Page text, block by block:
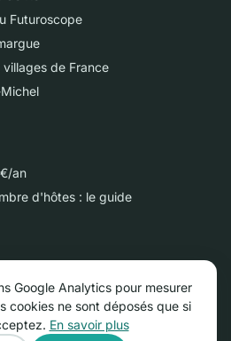
Futuroscope
de France
an
d'hôtes : le guide
Google Analytics pour mesurer
cookies ne sont déposés que si
En savoir plus